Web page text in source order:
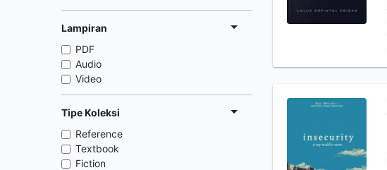
Lampiran
PDF
Audio
Video
Tipe Koleksi
Reference
Textbook
Fiction